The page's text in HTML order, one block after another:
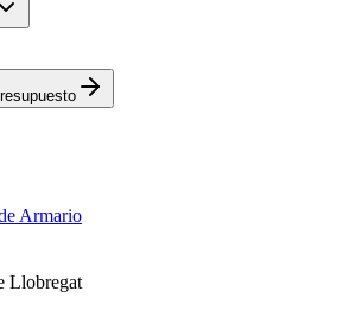
Armario
Llobregat